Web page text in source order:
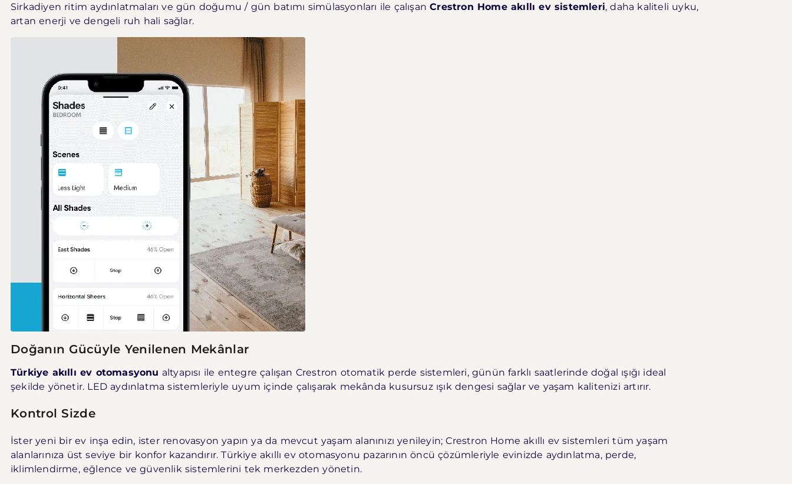
Sirkadiyen ritim aydınlatmaları ve gün doğumu / gün batımı simülasyonları ile çalışanCrestron Home akıllı ev sistemleri, daha kaliteli uyku,
artan enerji ve dengeli ruh hali sağlar.
Doğanın Gücüyle Yenilenen Mekânlar
Türkiye akıllı ev otomasyonu altyapısı ile entegre çalışan Crestron otomatik perde sistemleri, günün farklı saatlerinde doğal ışığı ideal
şekilde yönetir. LED aydınlatma sistemleriyle uyum içinde çalışarak mekânda kusursuz ışık dengesi sağlar ve yaşam kalitenizi artırır.
Kontrol Sizde
İster yeni bir ev inşa edin, ister renovasyon yapın ya da mevcut yaşam alanınızı yenileyin; Crestron Home akıllı ev sistemleri tüm yaşam
alanlarınıza üst seviye bir konfor kazandırır. Türkiye akıllı ev otomasyonu pazarının öncü çözümleriyle evinizde aydınlatma, perde,
iklimlendirme, eğlence ve güvenlik sistemlerini tek merkezden yönetin.